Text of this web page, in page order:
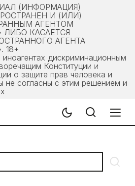
(ИНФОРМАЦИЯ)
И (ИЛИ)
АГЕНТОМ
КАСАЕТСЯ
АГЕНТА
18+
иноагентах дискриминационным
Конституции и
о защите прав человека и
согласны с этим решением и